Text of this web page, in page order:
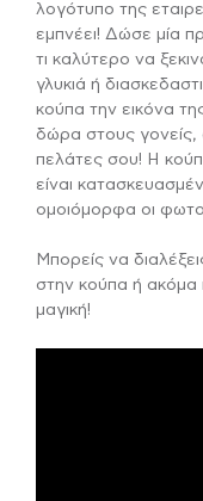
λογότυπο της
εμπνέει! Δώσε μία
τι καλύτερο να
γλυκιά ή
κούπα την εικόνα
δώρα στους γονείς,
πελάτες σου! Η
είναι
ομοιόμορφα οι
Μπορείς να
στην κούπα ή ακόμα
μαγική!